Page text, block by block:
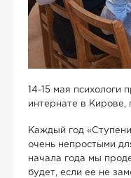
14-15 мая
интернате в Кирове,
Каждый год
очень непростыми
начала года мы
будет, если ее не